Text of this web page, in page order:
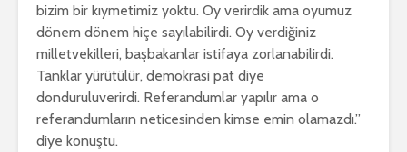
bizim bir kıymetimiz yoktu. Oy verirdik ama oyumuz
dönem dönem hiçe sayılabilirdi. Oy verdiğiniz
milletvekilleri, başbakanlar istifaya zorlanabilirdi.
Tanklar yürütülür, demokrasi pat diye
donduruluverirdi. Referandumlar yapılır ama o
referandumların neticesinden kimse emin olamazdı.”
diye konuştu.